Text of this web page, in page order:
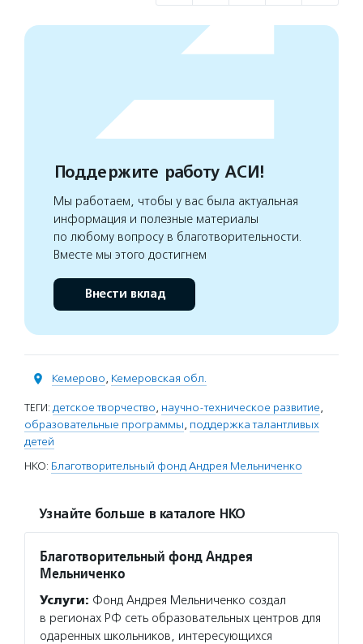
Поддержите работу АСИ!
Мы работаем, чтобы у вас была актуальная
информация и полезные материалы
по любому вопросу в благотворительности.
Вместе мы этого достигнем
Внести вклад
Кемерово, Кемеровская обл.
ТЕГИ: детское творчество, научно-техническое развитие,
образовательные программы, поддержка талантливых
детей
НКО: Благотворительный фонд Андрея Мельниченко
Узнайте больше в каталоге НКО
Благотворительный фонд Андрея
Мельниченко
Услуги: Фонд Андрея Мельниченко создал
в регионах РФ сеть образовательных центров для
одаренных школьников, интересующихся